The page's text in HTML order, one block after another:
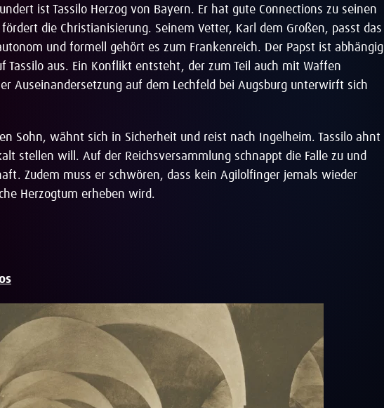
ist Tassilo Herzog von Bayern. Er hat gute Connections zu seinen
die Christianisierung. Seinem Vetter, Karl dem Großen, passt das
und formell gehört es zum Frankenreich. Der Papst ist abhängig
Tassilo aus. Ein Konflikt entsteht, der zum Teil auch mit Waffen
Auseinandersetzung auf dem Lechfeld bei Augsburg unterwirft sich
Sohn, wähnt sich in Sicherheit und reist nach Ingelheim. Tassilo ahnt
stellen will. Auf der Reichsversammlung schnappt die Falle zu und
Zudem muss er schwören, dass kein Agilolfinger jemals wieder
Herzogtum erheben wird.